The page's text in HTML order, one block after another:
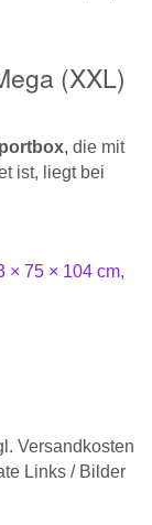
(XXL)
, die mit
ist, liegt bei
× 75 × 104 cm,
Versandkosten
Links / Bilder